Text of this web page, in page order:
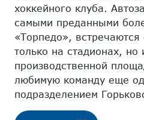
хоккейного клуба.
самыми преданными
«Торпедо», встречаются
только на стадионах, но
производственной
любимую команду еще
подразделением